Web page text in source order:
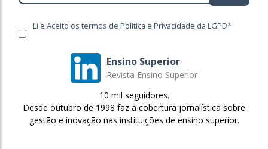
Li e Aceito os termos de Política e Privacidade da LGPD*
Ensino Superior
Revista Ensino Superior
10 mil seguidores.
Desde outubro de 1998 faz a cobertura jornalística sobre
gestão e inovação nas instituições de ensino superior.